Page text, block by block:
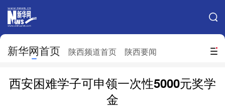
搜索
新华网首页 陕西频道首页 陕西要闻
网站地图
北京 天津 河北 山西
西安困难学子可申领一次性5000元奖学
金